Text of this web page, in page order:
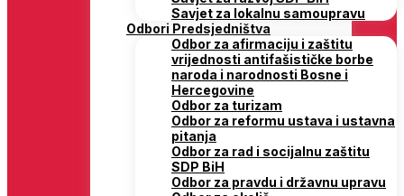
Savjet za lokalnu samoupravu
Odbori Predsjedništva
Odbor za afirmaciju i zaštitu
vrijednosti antifašističke borbe
naroda i narodnosti Bosne i
Hercegovine
Odbor za turizam
Odbor za reformu ustava i ustavna
pitanja
Odbor za rad i socijalnu zaštitu
SDP BiH
Odbor za pravdu i državnu upravu